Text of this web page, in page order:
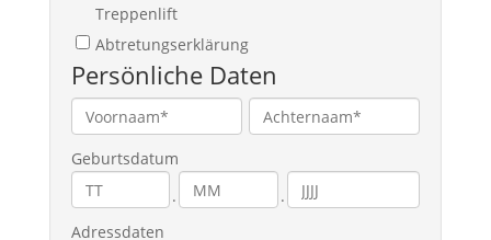
Treppenlift
Abtretungserklärung
Persönliche Daten
Geburtsdatum
.
.
Adressdaten